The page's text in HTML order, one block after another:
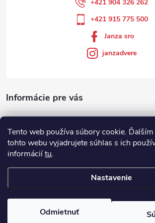
Tento web používa súbory cookie.
tohto webu vyjadrujete súhlas s ich
informáciítu.
Nastavenie
Odmietnuť
Informácie pre vás
+421 904 326 262
+421 915 775 500
Janza sro
janzadvere
Showroom
. Všetky práva